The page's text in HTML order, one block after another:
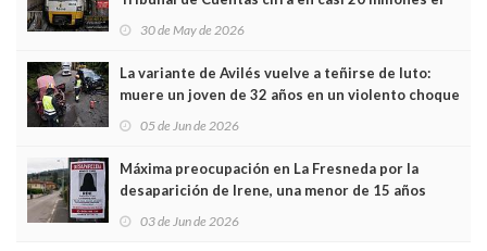
sobrecoste de los trenes que no cabían por los
30 de May de 2026
La variante de Avilés vuelve a teñirse de luto:
muere un joven de 32 años en un violento choque
frontal
05 de Jun de 2026
Máxima preocupación en La Fresneda por la
desaparición de Irene, una menor de 15 años
03 de Jun de 2026